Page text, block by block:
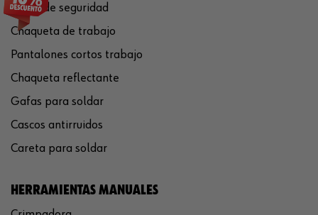
Casco de seguridad
Chaqueta de trabajo
Pantalones cortos trabajo
Chaqueta reflectante
Gafas para soldar
Cascos antirruidos
Careta para soldar
HERRAMIENTAS MANUALES